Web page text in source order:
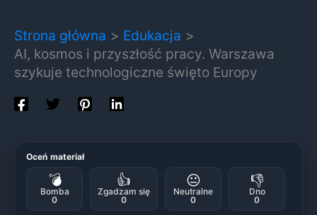
Strona główna
Edukacja
AI, kosmos i przyszłość pracy. Warszawa
szykuje technologiczne święto Europy
Oceń materiał
💣
Bomba
0
👍
Zgadzam się
0
😐
Neutralne
0
👎
Dno
0